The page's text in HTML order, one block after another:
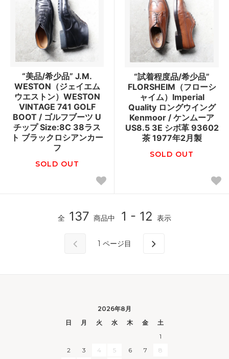
“美品/希少品” J.M.
WESTON（ジェイエム
ウエストン）WESTON
VINTAGE 741 GOLF
BOOT / ゴルフブーツ U
チップ Size:8C 38ラス
ト ブラックロシアンカー
フ
SOLD OUT
“試着程度品/希少品”
FLORSHEIM（フローシ
ャイム）Imperial
Quality ロングウイング
Kenmoor / ケンムーア
US8.5 3E シボ革 93602
茶 1977年2月製
SOLD OUT
全 137 商品中 1 - 12 表示
1 ページ目
2026年8月
日
月 火 水 木 金
土
1
2
3 4 5 6 7
8